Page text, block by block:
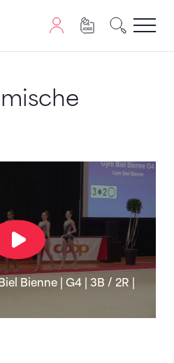
Bienne | G4 | 3B / 2R |